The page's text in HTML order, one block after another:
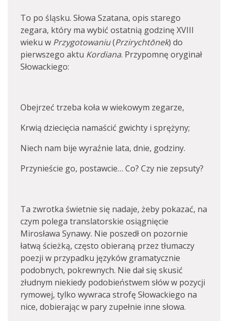
To po śląsku. Słowa Szatana, opis starego
zegara, który ma wybić ostatnią godzinę XVIII
wieku w Przygotowaniu(Przirychtōnek) do
pierwszego aktu Kordiana. Przypomnę oryginał
Słowackiego:
Obejrzeć trzeba koła w wiekowym zegarze,
Krwią dziecięcia namaścić gwichty i sprężyny;
Niech nam bije wyraźnie lata, dnie, godziny.
Przynieście go, postawcie… Co? Czy nie zepsuty?
Ta zwrotka świetnie się nadaje, żeby pokazać, na
czym polega translatorskie osiągnięcie
Mirosława Synawy. Nie poszedł on pozornie
łatwą ścieżką, często obieraną przez tłumaczy
poezji w przypadku języków gramatycznie
podobnych, pokrewnych. Nie dał się skusić
złudnym niekiedy podobieństwem słów w pozycji
rymowej, tylko wywraca strofę Słowackiego na
nice, dobierając w pary zupełnie inne słowa.